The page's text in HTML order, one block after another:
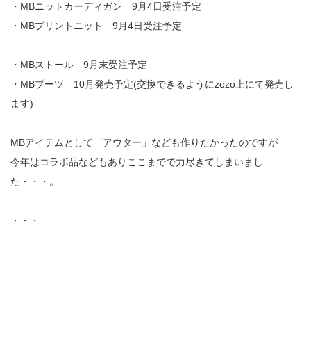
・MBニットカーディガン 9月4日受注予定
・MBプリントニット 9月4日受注予定
・MBストール 9月末受注予定
・MBブーツ 10月発売予定(交換できるようにzozo上にて発売し
ます)
MBアイテムとして「アウター」なども作りたかったのですが
今年はコラボ品などもありここまでで力尽きてしまいまし
た・・・。
・・・